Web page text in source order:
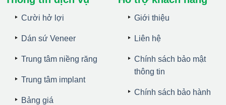
Cười hở lợi
Dán sứ Veneer
Trung tâm niềng răng
Trung tâm implant
Bảng giá
Giới thiệu
Liên hệ
Chính sách bảo mật
thông tin
Chính sách bảo hành